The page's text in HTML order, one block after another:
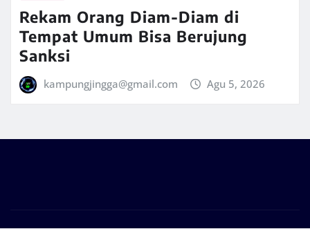
Rekam Orang Diam-Diam di
Tempat Umum Bisa Berujung
Sanksi
kampungjingga@gmail.com Agu 5, 2026